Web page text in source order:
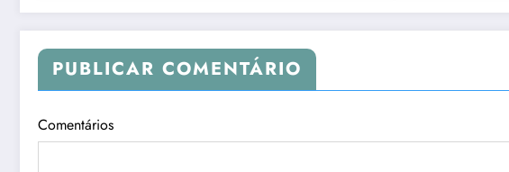
PUBLICAR COMENTÁRIO
Comentários